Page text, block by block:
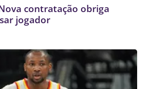
contratação obriga
jogador